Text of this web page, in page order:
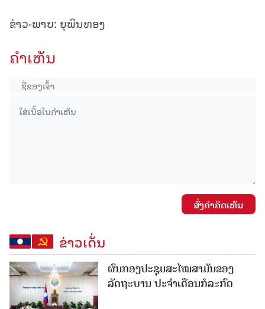
ຂ່າວ-ພາບ: ຍຸພິນທອງ
ຄໍາເຫັນ
ສົ່ງຄໍາຄິດເຫັນ
ຂ່າວເດັ່ນ
ຜົນກອງປະຊຸມສະໄໝສາມັນຂອງ
ລັດຖະບານ ປະຈຳເດືອນກໍລະກົດ